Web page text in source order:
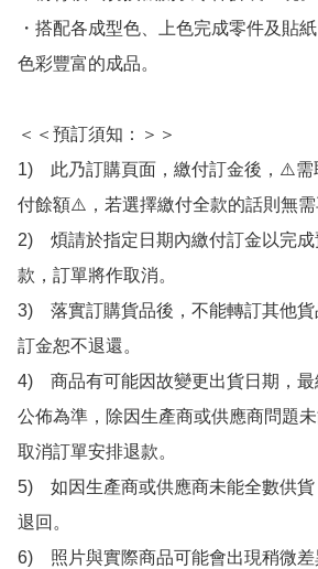
・搭配各成型色、上色完成零件及貼
色彩豐富的成品。
＜＜預訂須知：＞＞
1)　此乃訂購頁面，繳付訂金後，⚠️需
付餘額⚠️，若選擇繳付全款的話則無需
2)　煩請於指定日期內繳付訂金以完
款，訂單將作取消。
3)　落實訂購貨品後，不能轉訂其他貨
訂金恕不退還。
4)　商品有可能因故變更出貨日期，
公佈為準，除因生產商或供應商問題
取消訂單安排退款。
5)　如因生產商或供應商未能全數供
退回。
6)　照片與實際商品可能會出現稍微差